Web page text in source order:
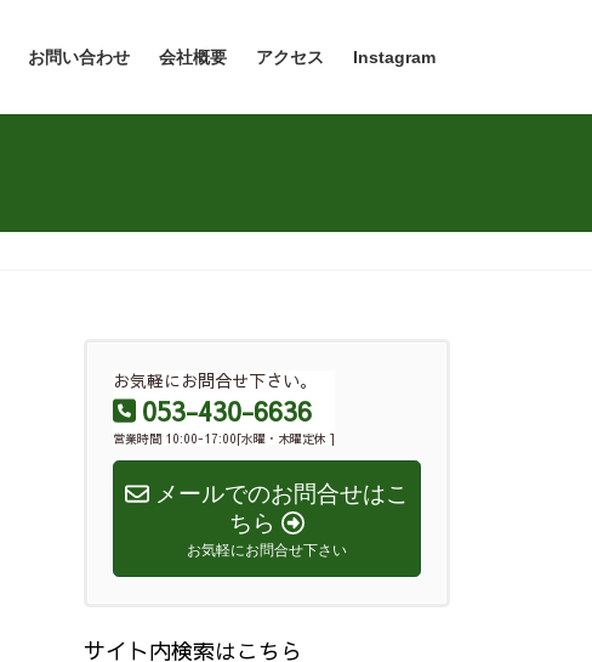
お問い合わせ 会社概要 アクセス Instagram
お気軽にお問合せ下さい。
053-430-6636
営業時間 10:00-17:00[水曜・木曜定休 ]
メールでのお問合せはこ
ちら
お気軽にお問合せ下さい
サイト内検索はこちら